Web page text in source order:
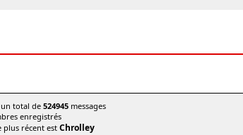
total de 524945 messages
enregistrés
plus récent est Chrolley